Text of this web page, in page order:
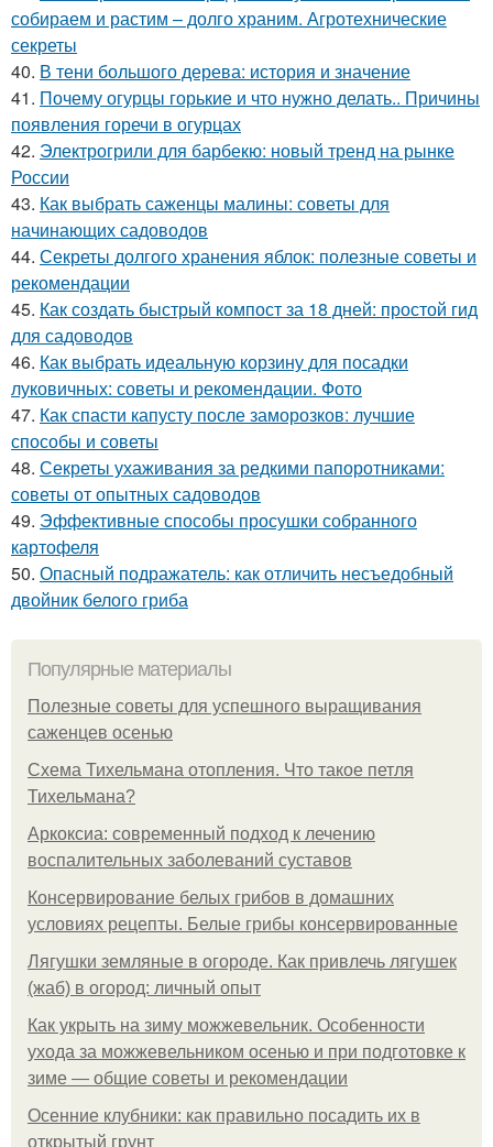
собираем и растим – долго храним. Агротехнические
секреты
40. В тени большого дерева: история и значение
41. Почему огурцы горькие и что нужно делать.. Причины
появления горечи в огурцах
42. Электрогрили для барбекю: новый тренд на рынке
России
43. Как выбрать саженцы малины: советы для
начинающих садоводов
44. Секреты долгого хранения яблок: полезные советы и
рекомендации
45. Как создать быстрый компост за 18 дней: простой гид
для садоводов
46. Как выбрать идеальную корзину для посадки
луковичных: советы и рекомендации. Фото
47. Как спасти капусту после заморозков: лучшие
способы и советы
48. Секреты ухаживания за редкими папоротниками:
советы от опытных садоводов
49. Эффективные способы просушки собранного
картофеля
50. Опасный подражатель: как отличить несъедобный
двойник белого гриба
Популярные материалы
Полезные советы для успешного выращивания
саженцев осенью
Схема Тихельмана отопления. Что такое петля
Тихельмана?
Аркоксиа: современный подход к лечению
воспалительных заболеваний суставов
Консервирование белых грибов в домашних
условиях рецепты. Белые грибы консервированные
Лягушки земляные в огороде. Как привлечь лягушек
(жаб) в огород: личный опыт
Как укрыть на зиму можжевельник. Особенности
ухода за можжевельником осенью и при подготовке к
зиме — общие советы и рекомендации
Осенние клубники: как правильно посадить их в
открытый грунт